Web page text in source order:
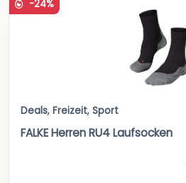
-24%
Deals, Freizeit, Sport
FALKE Herren RU4 Laufsocken